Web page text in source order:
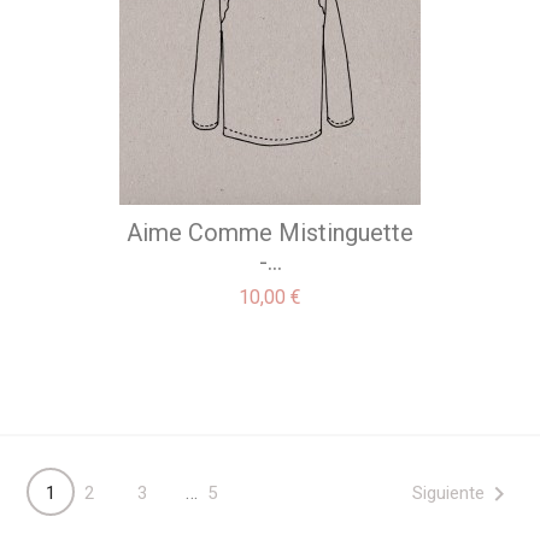
Aime Comme Mistinguette
-...
Precio
10,00 €
1 2 3 … 5 Siguiente 